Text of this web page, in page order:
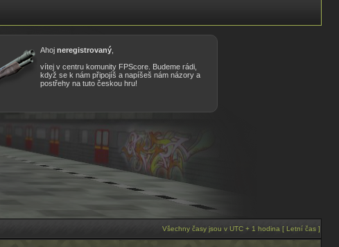
Ahoj neregistrovaný
vítej v centru komunity FPScore. Budeme rádi,
když se k nám připojíš a napíšeš nám názory a
postřehy na tuto českou hru!
Všechny časy jsou v UTC + 1 hodina [ Letní čas ]